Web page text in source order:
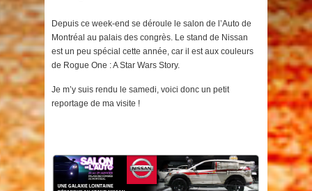
Depuis ce week-end se déroule le salon de l’Auto de
Montréal au palais des congrès. Le stand de Nissan
est un peu spécial cette année, car il est aux couleurs
de Rogue One : A Star Wars Story.
Je m’y suis rendu le samedi, voici donc un petit
reportage de ma visite !